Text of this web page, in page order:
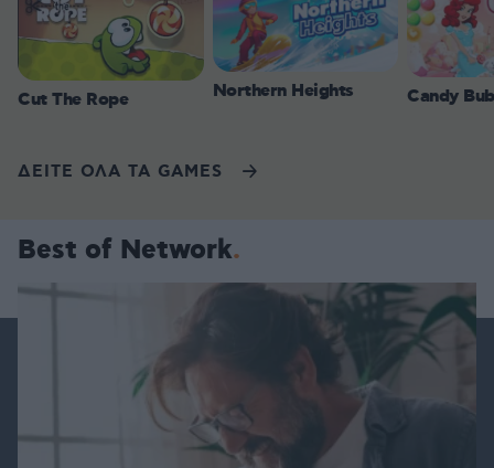
Cut The Rope Northern Heights Candy
ΔΕΙΤΕ ΟΛΑ ΤΑ GAMES
Best of Network